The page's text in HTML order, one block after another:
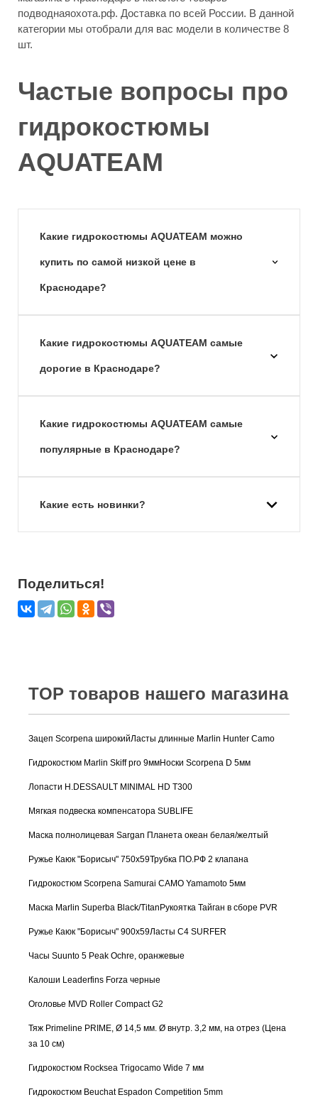
подводнаяохота.рф. Доставка по всей России. В данной
категории мы отобрали для вас модели в количестве 8
шт.
Частые вопросы про
гидрокостюмы
AQUATEAM
Какие гидрокостюмы AQUATEAM можно
купить по самой низкой цене в
Краснодаре?
Какие гидрокостюмы AQUATEAM самые
дорогие в Краснодаре?
Какие гидрокостюмы AQUATEAM самые
популярные в Краснодаре?
Какие есть новинки?
Поделиться!
TOP товаров нашего магазина
Зацеп Scorpena широкийЛасты длинные Marlin Hunter Camo
Гидрокостюм Marlin Skiff pro 9ммНоски Scorpena D 5мм
Лопасти H.DESSAULT MINIMAL HD T300
Мягкая подвеска компенсатора SUBLIFE
Маска полнолицевая Sargan Планета океан белая/желтый
Ружье Каюк "Борисыч" 750х59Трубка ПО.РФ 2 клапана
Гидрокостюм Scorpena Samurai CAMO Yamamoto 5мм
Маска Marlin Superba Black/TitanРукоятка Тайган в сборе PVR
Ружье Каюк "Борисыч" 900х59Ласты C4 SURFER
Часы Suunto 5 Peak Ochre, оранжевые
Калоши Leaderfins Forza черные
Оголовье MVD Roller Compact G2
Тяж Primeline PRIME, Ø 14,5 мм. Ø внутр. 3,2 мм, на отрез (Цена
за 10 см)
Гидрокостюм Rocksea Trigocamo Wide 7 мм
Гидрокостюм Beuchat Espadon Competition 5mm